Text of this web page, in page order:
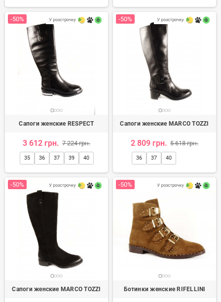
-50%
Сапоги женские RESPECT
3 612 грн. 7 224 грн.
35 36 37 39 40
-50%
Сапоги женские MARCO TOZZI
2 809 грн. 5 618 грн.
36 37 40
-50%
Сапоги женские MARCO TOZZI
-50%
Ботинки женские RIFELLINI